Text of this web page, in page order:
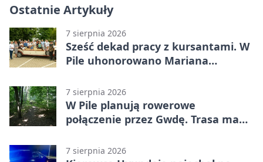
Ostatnie Artykuły
7 sierpnia 2026
Sześć dekad pracy z kursantami. W
Pile uhonorowano Mariana
7 sierpnia 2026
W Pile planują rowerowe
połączenie przez Gwdę. Trasa ma
7 sierpnia 2026